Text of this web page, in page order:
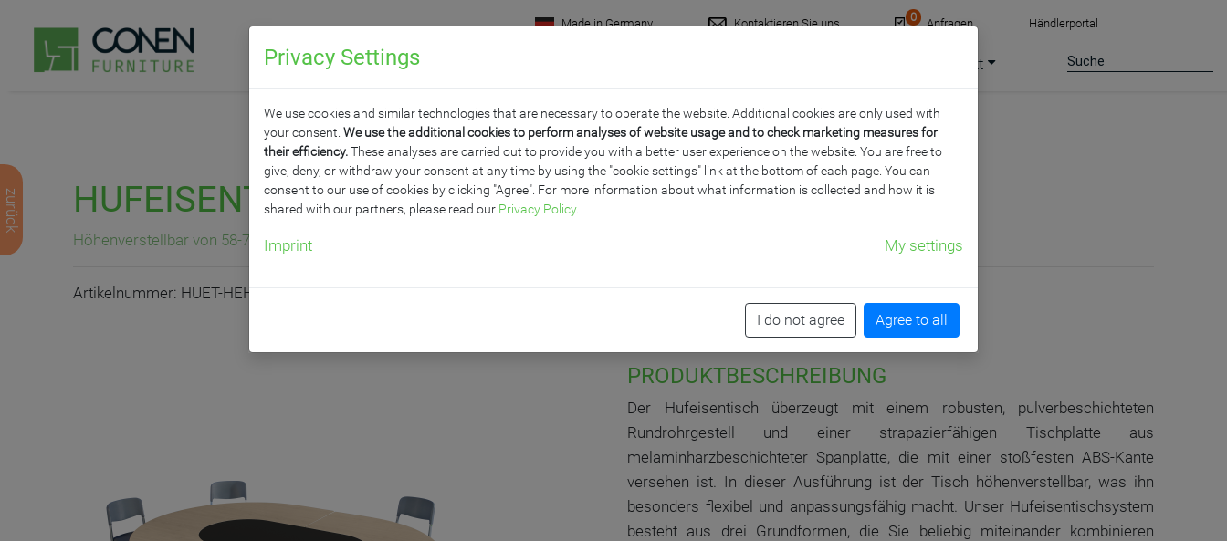
Made in Germany Kontaktieren Sie uns 0 Anfragen Händlerportal
Produkte Kontakt
zurück HUFEISENTISCH "LIPIZANER"
Höhenverstellbar von 58-72 cm, B/T: 200x140 cm
Artikelnummer: HUET-HEH
PRODUKTBESCHREIBUNG
Der Hufeisentisch überzeugt mit einem robusten, pulverbeschichteten
Rundrohrgestell und einer strapazierfähigen Tischplatte aus
melaminharzbeschichteter Spanplatte, die mit einer stoßfesten ABS-Kante
versehen ist. In dieser Ausführung ist der Tisch höhenverstellbar, was ihn
besonders flexibel und anpassungsfähig macht. Unser Hufeisentischsystem
besteht aus drei Grundformen, die Sie beliebig miteinander kombinieren
Privacy Settings
We use cookies and similar technologies that are necessary to operate the website. Additional cookies are only used with
your consent. We use the additional cookies to perform analyses of website usage and to check marketing measures for
their efficiency.These analyses are carried out to provide you with a better user experience on the website. You are free to
give, deny, or withdraw your consent at any time by using the "cookie settings" link at the bottom of each page. You can
consent to our use of cookies by clicking "Agree". For more information about what information is collected and how it is
shared with our partners, please read our Privacy Policy.
Imprint My settings
I do not agree Agree to all